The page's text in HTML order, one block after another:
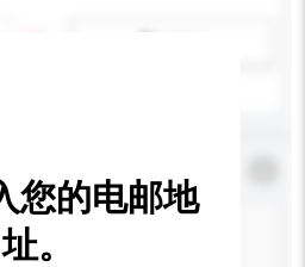
您的电邮地
址。